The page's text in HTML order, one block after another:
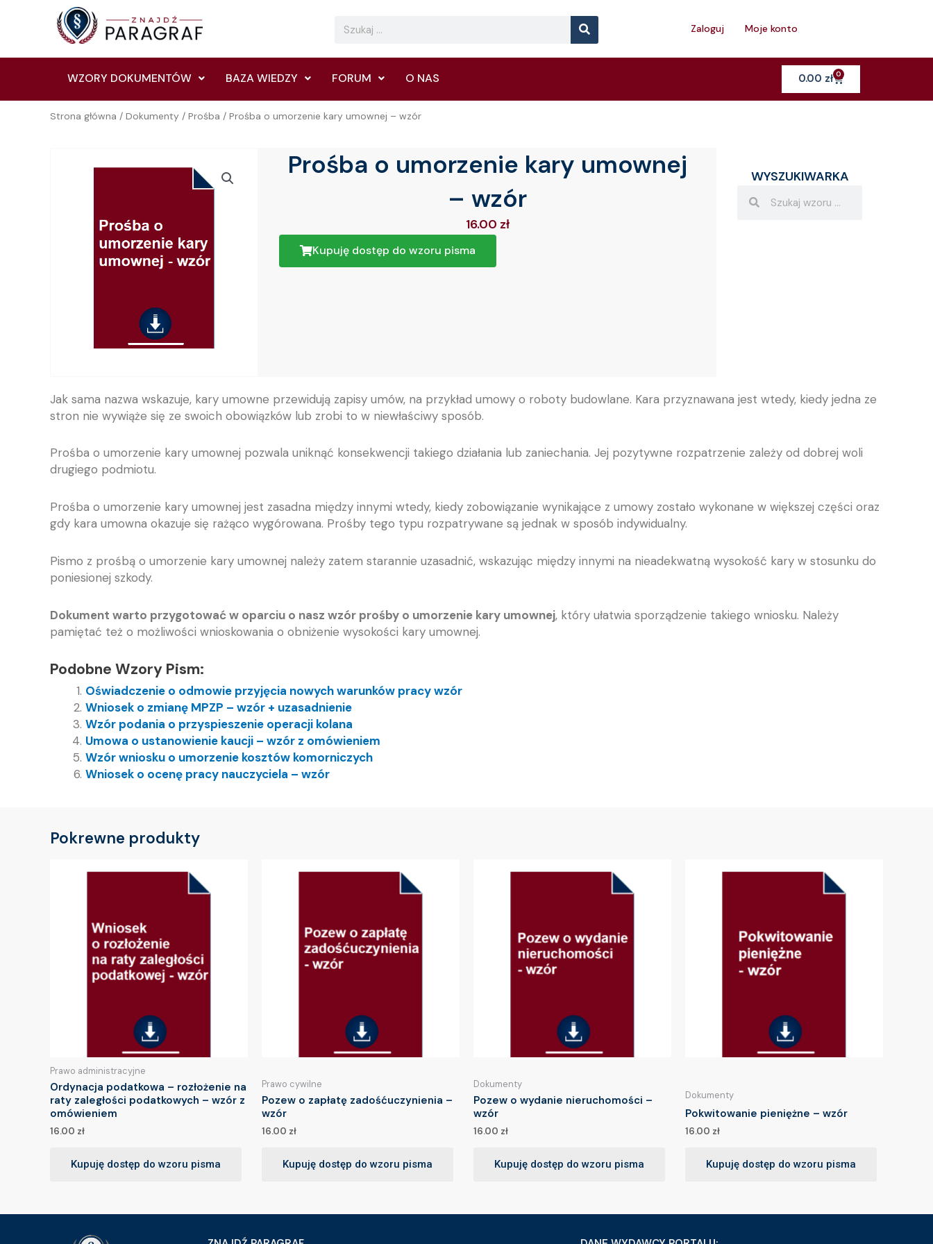
Search Search
Zaloguj Moje konto
WZORY DOKUMENTÓW BAZA WIEDZY FORUM O NAS 0.00 zł 0Cart
Strona główna / Dokumenty / Prośba / Prośba o umorzenie kary umownej – wzór
Prośba o umorzenie kary umownej
– wzór
16.00 zł
Kupuję dostęp do wzoru pisma
WYSZUKIWARKA
Jak sama nazwa wskazuje, kary umowne przewidują zapisy umów, na przykład umowy o roboty budowlane. Kara przyznawana jest wtedy, kiedy jedna ze
stron nie wywiąże się ze swoich obowiązków lub zrobi to w niewłaściwy sposób.
Prośba o umorzenie kary umownej pozwala uniknąć konsekwencji takiego działania lub zaniechania. Jej pozytywne rozpatrzenie zależy od dobrej woli
drugiego podmiotu.
Prośba o umorzenie kary umownej jest zasadna między innymi wtedy, kiedy zobowiązanie wynikające z umowy zostało wykonane w większej części oraz
gdy kara umowna okazuje się rażąco wygórowana. Prośby tego typu rozpatrywane są jednak w sposób indywidualny.
Pismo z prośbą o umorzenie kary umownej należy zatem starannie uzasadnić, wskazując między innymi na nieadekwatną wysokość kary w stosunku do
poniesionej szkody.
Dokument warto przygotować w oparciu o nasz wzór prośby o umorzenie kary umownej, który ułatwia sporządzenie takiego wniosku. Należy
pamiętać też o możliwości wnioskowania o obniżenie wysokości kary umownej.
Podobne Wzory Pism:
Oświadczenie o odmowie przyjęcia nowych warunków pracy wzór
Wniosek o zmianę MPZP – wzór + uzasadnienie
Wzór podania o przyspieszenie operacji kolana
Umowa o ustanowienie kaucji – wzór z omówieniem
Wzór wniosku o umorzenie kosztów komorniczych
Wniosek o ocenę pracy nauczyciela – wzór
Pokrewne produkty
Prawo administracyjne
Ordynacja podatkowa – rozłożenie na
raty zaległości podatkowych – wzór z
omówieniem
16.00 zł
Kupuję dostęp do wzoru pisma
Prawo cywilne
Pozew o zapłatę zadośćuczynienia –
wzór
16.00 zł
Kupuję dostęp do wzoru pisma
Dokumenty
Pozew o wydanie nieruchomości –
wzór
16.00 zł
Kupuję dostęp do wzoru pisma
Dokumenty
Pokwitowanie pieniężne – wzór
16.00 zł
Kupuję dostęp do wzoru pisma